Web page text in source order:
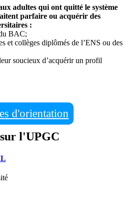
adultes qui ont quitté le système
parfaire ou acquérir des
:
BAC;
et collèges diplômés de l’ENS ou des
soucieux d’acquérir un profil
d'orientation
l'UPGC